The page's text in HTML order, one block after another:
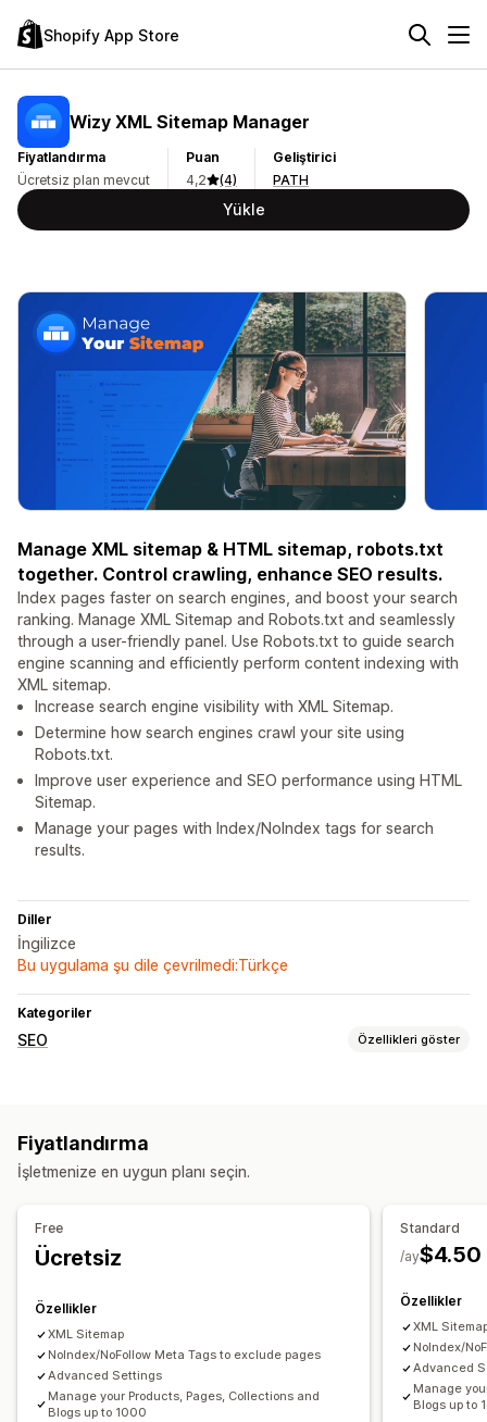
Shopify App Store
Wizy XML Sitemap Manager
Fiyatlandırma
Ücretsiz plan mevcut
Puan
4,2
(4)
Geliştirici
PATH
Yükle
Manage XML sitemap & HTML sitemap, robots.txt
together. Control crawling, enhance SEO results.
Index pages faster on search engines, and boost your search
ranking. Manage XML Sitemap and Robots.txt and seamlessly
through a user-friendly panel. Use Robots.txt to guide search
engine scanning and efficiently perform content indexing with
XML sitemap.
Increase search engine visibility with XML Sitemap.
Determine how search engines crawl your site using
Robots.txt.
Improve user experience and SEO performance using HTML
Sitemap.
Manage your pages with Index/NoIndex tags for search
results.
Diller
İngilizce
Bu uygulama şu dile çevrilmedi:Türkçe
Kategoriler
SEO Özellikleri göster
Performansı izleme
Fiyatlandırma
İşletmenize en uygun planı seçin.
Free
Ücretsiz
Özellikler
XML Sitemap
NoIndex/NoFollow Meta Tags to exclude pages
Advanced Settings
Manage your Products, Pages, Collections and
Blogs up to 1000
Standard
$4.50
/ay
Özellikler
XML
NoIndex/
Advanced
Manage
Blogs up to